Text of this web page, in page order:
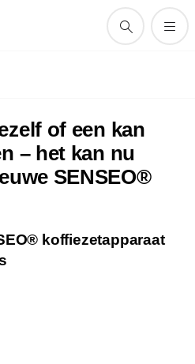
of een kan
– het kan nu
SENSEO®
koffiezetapparaat